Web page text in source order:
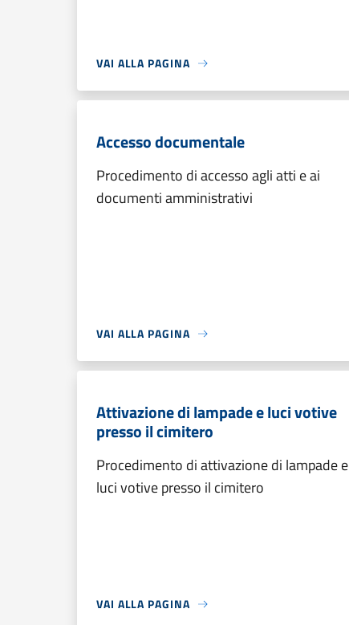
VAI ALLA PAGINA
Accesso documentale
Procedimento di accesso agli atti e ai
documenti amministrativi
VAI ALLA PAGINA
Attivazione di lampade e luci votive
presso il cimitero
Procedimento di attivazione di lampade e
luci votive presso il cimitero
VAI ALLA PAGINA